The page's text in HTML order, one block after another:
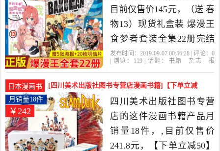
学，由浙江 杭州发货。
目前仅售价145元，（送 春
物13）现货礼盒装 爆漫王
食梦者套装全集22册完结
版 大场鸫著原作小畑健作
书 我的青春恋爱物语13是
2019年镜湖图书专营店精
选书籍,杂志,报纸当中性价
比很高的漫画书籍，由上
海发货。
发布时间：2019-09-07 00:56:28 | 评论： 0
| 浏览：
119| 话题： 书籍 杂志
报
日本漫画书
[四川美术出版社图书专营店漫画书籍]【下单立减
50】灌篮高手漫画1-31月销量18件仅售241.8元
￥242
月销量18件
四川美术出版社图书专营
店的这件漫画书籍产品月
销量18件，,目前仅售价
241.8元，【下单立减50】